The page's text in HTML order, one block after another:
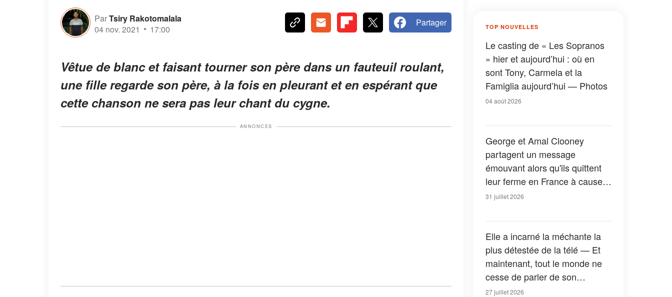
ParTsiry Rakotomalala
04 nov. 2021
17:00
Partager
Vêtue de blanc et faisant tourner son père dans un fauteuil roulant,
une fille regarde son père, à la fois en pleurant et en espérant que
cette chanson ne sera pas leur chant du cygne.
ANNONCES
TOP NOUVELLES
Le casting de « Les Sopranos
» hier et aujourd’hui : où en
sont Tony, Carmela et la
Famiglia aujourd’hui — Photos
04 août 2026
George et Amal Clooney
partagent un message
émouvant alors qu'ils quittent
leur ferme en France à cause
des feux de forêt — Tous les
31 juillet 2026
Elle a incarné la méchante la
plus détestée de la télé — Et
maintenant, tout le monde ne
cesse de parler de son
apparition dans la nouvelle
27 juillet 2026